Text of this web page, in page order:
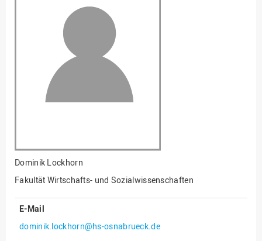
und Informatik
Fakultät Management,
Kultur und Technik
Fakultät Wirtschafts- und
Sozialwissenschaften
Finanzen
Gesellschaftliches
Hochschulleitung
Hochschulplanung/-
Dominik Lockhorn
Fakultät Wirtschafts- und Sozialwissenschaften
E-Mail
dominik.lockhorn@hs-osnabrueck.de